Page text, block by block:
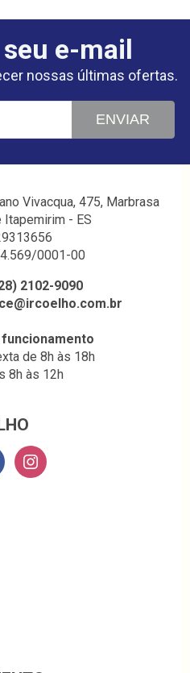
e-mail
nossas últimas ofertas.
ENVIAR
Vivacqua, 475, Marbrasa
Itapemirim - ES
0001-00
2102-9090
de 8h às 18h
8h às 12h